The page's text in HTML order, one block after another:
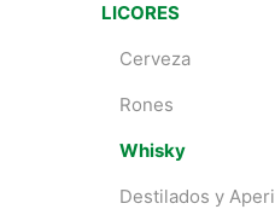
LICORES
Cerveza
Rones
Whisky
Destilados y